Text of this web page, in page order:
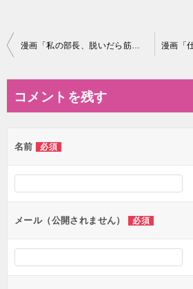
投
ビ
ー
シ
ン
漫画「私の部長、脱いだら筋肉もアソコも凄いんです」は全巻無料で読める!?無料＆お得に漫画を読む⽅法を調査！
コメントを残す
名前 必須
メール（公開されません） 必須